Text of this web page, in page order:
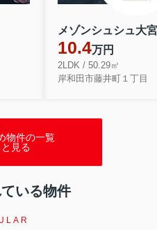
メゾンシュシュ大宮
10.4万円
2LDK / 50.29㎡
岸和田市藤井町１丁目
物件の一覧
見る
いる物件